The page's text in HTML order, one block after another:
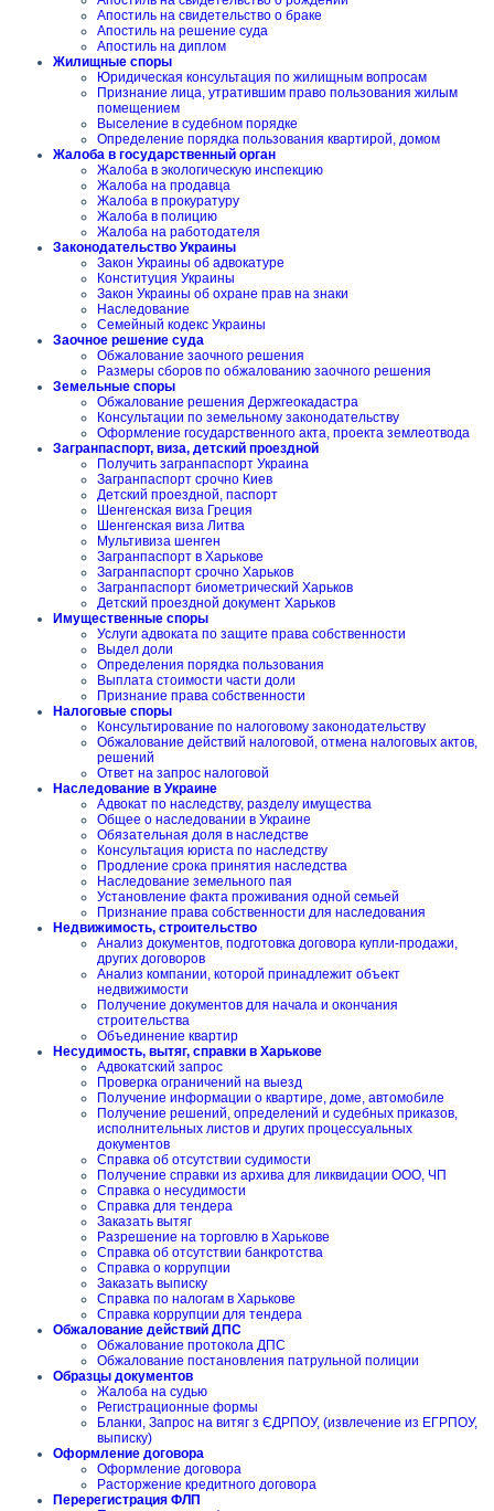
Апостиль на свидетельство о браке
Апостиль на решение суда
Апостиль на диплом
Жилищные споры
Юридическая консультация по жилищным вопросам
Признание лица, утратившим право пользования жилым
помещением
Выселение в судебном порядке
Определение порядка пользования квартирой, домом
Жалоба в государственный орган
Жалоба в экологическую инспекцию
Жалоба на продавца
Жалоба в прокуратуру
Жалоба в полицию
Жалоба на работодателя
Законодательство Украины
Закон Украины об адвокатуре
Конституция Украины
Закон Украины об охране прав на знаки
Наследование
Семейный кодекс Украины
Заочное решение суда
Обжалование заочного решения
Размеры сборов по обжалованию заочного решения
Земельные споры
Обжалование решения Держгеокадастра
Консультации по земельному законодательству
Оформление государственного акта, проекта землеотвода
Загранпаспорт, виза, детский проездной
Получить загранпаспорт Украина
Загранпаспорт срочно Киев
Детский проездной, паспорт
Шенгенская виза Греция
Шенгенская виза Литва
Мультивиза шенген
Загранпаспорт в Харькове
Загранпаспорт срочно Харьков
Загранпаспорт биометрический Харьков
Детский проездной документ Харьков
Имущественные споры
Услуги адвоката по защите права собственности
Выдел доли
Определения порядка пользования
Выплата стоимости части доли
Признание права собственности
Налоговые споры
Консультирование по налоговому законодательству
Обжалование действий налоговой, отмена налоговых актов,
решений
Ответ на запрос налоговой
Наследование в Украине
Адвокат по наследству, разделу имущества
Общее о наследовании в Украине
Обязательная доля в наследстве
Консультация юриста по наследству
Продление срока принятия наследства
Наследование земельного пая
Установление факта проживания одной семьей
Признание права собственности для наследования
Недвижимость, строительство
Анализ документов, подготовка договора купли-продажи,
других договоров
Анализ компании, которой принадлежит объект
недвижимости
Получение документов для начала и окончания
строительства
Объединение квартир
Несудимость, вытяг, справки в Харькове
Адвокатский запрос
Проверка ограничений на выезд
Получение информации о квартире, доме, автомобиле
Получение решений, определений и судебных приказов,
исполнительных листов и других процессуальных
документов
Справка об отсутствии судимости
Получение справки из архива для ликвидации ООО, ЧП
Справка о несудимости
Справка для тендера
Заказать вытяг
Разрешение на торговлю в Харькове
Справка об отсутствии банкротства
Справка о коррупции
Заказать выписку
Справка по налогам в Харькове
Справка коррупции для тендера
Обжалование действий ДПС
Обжалование протокола ДПС
Обжалование постановления патрульной полиции
Образцы документов
Жалоба на судью
Регистрационные формы
Бланки, Запрос на витяг з ЄДРПОУ, (извлечение из ЕГРПОУ,
выписку)
Оформление договора
Оформление договора
Расторжение кредитного договора
Перерегистрация ФЛП